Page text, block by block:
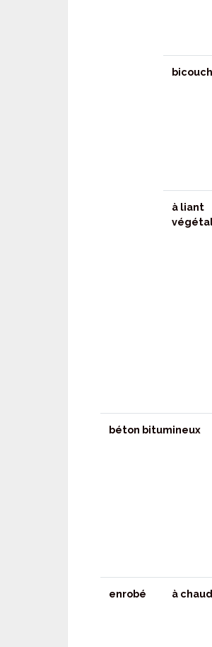
à liant
béton bitumineux
enrobé à chaud